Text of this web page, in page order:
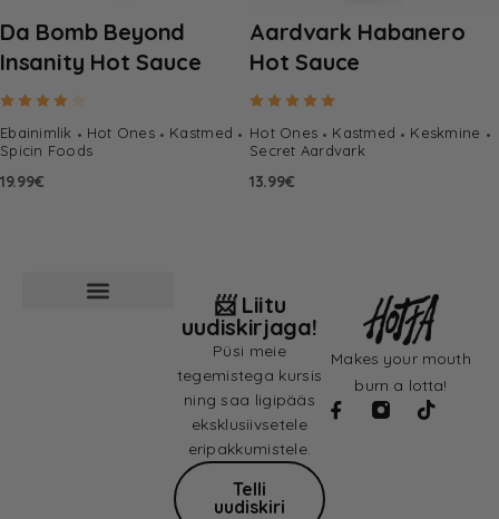
Da Bomb Beyond
Insanity Hot Sauce
Ebainimlik Hot Ones
Kastmed
Spicin Foods
19.99€
Aardvark Habanero
Hot Sauce
Hot Ones Kastmed
Keskmine
Secret Aardvark
13.99€
Makes your mouth
burn a lotta!
📨 Liitu
uudiskirjaga!
Püsi meie
tegemistega kursis
ning saa ligipääs
eksklusiivsetele
eripakkumistele.
Telli
uudiskiri